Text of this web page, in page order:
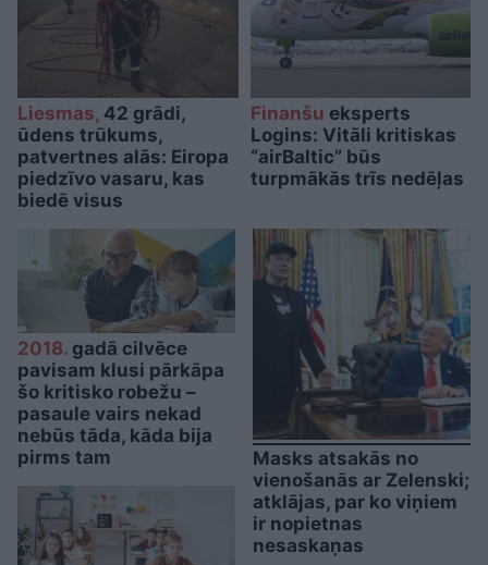
Liesmas, 42 grādi,
ūdens trūkums,
patvertnes alās: Eiropa
piedzīvo vasaru, kas
biedē visus
Finanšu eksperts
Logins: Vitāli kritiskas
“airBaltic” būs
turpmākās trīs nedēļas
2018. gadā cilvēce
pavisam klusi pārkāpa
šo kritisko robežu –
pasaule vairs nekad
nebūs tāda, kāda bija
pirms tam
Masks atsakās no
vienošanās ar Zelenski;
atklājas, par ko viņiem
ir nopietnas
nesaskaņas